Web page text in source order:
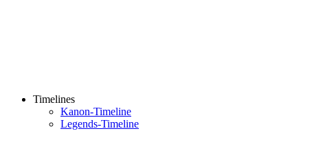
Timelines
Kanon-Timeline
Legends-Timeline